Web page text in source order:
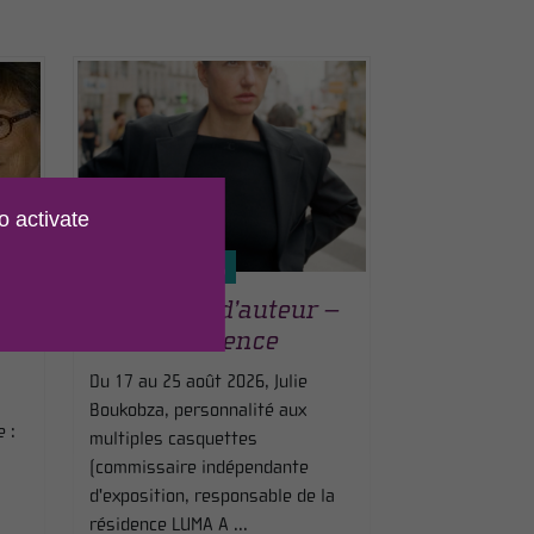
:
Rencontre d’auteur –
fin de résidence
Du 17 au 25 août 2026, Julie
Boukobza, personnalité aux
multiples casquettes
(commissaire indépendante
d'exposition, responsable de la
résidence LUMA A ...
activate